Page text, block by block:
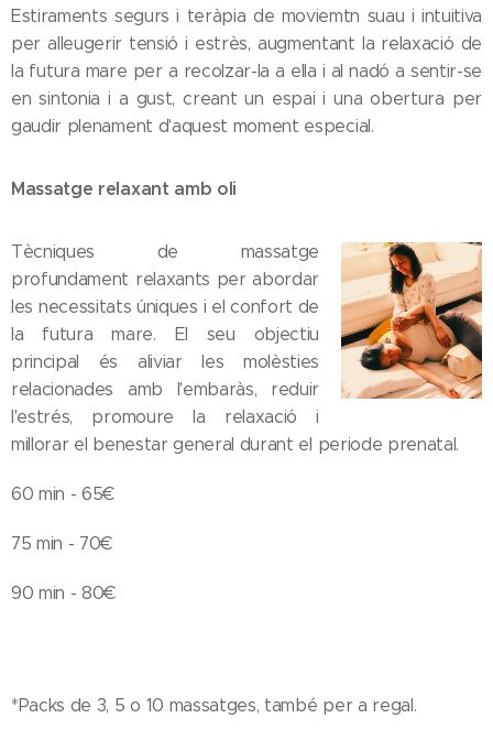
Estiraments segurs i teràpia de moviemtn suau i intuitiva
per alleugerir tensió i estrès, augmentant la relaxació de
la futura mare per a recolzar-la a ella i al nadó a sentir-se
en sintonia i a gust, creant un espai i una obertura per
gaudir plenament d'aquest moment especial.
Massatge relaxant amb oli
Tècniques de massatge
profundament relaxants per abordar
les necessitats úniques i el confort de
la futura mare. El seu objectiu
principal és aliviar les molèsties
relacionades amb l'embaràs, reduir
l'estrés, promoure la relaxació i
millorar el benestar general durant el periode prenatal.
60 min - 65€
75 min - 70€
90 min - 80€
*Packs de 3, 5 o 10 massatges, també per a regal.